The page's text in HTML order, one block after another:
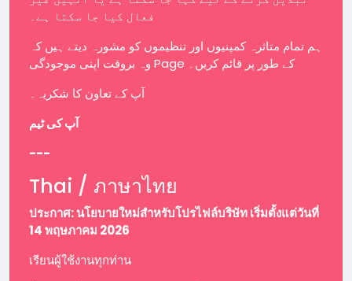
فعال کیا جا سکتا ہے۔
ہم تمام متاثرہ کمپنیوں اور تنظیموں کو مشورہ دیتے ہیں کہ
وہ بروقت اپنی موجودگی Page کے طور پر قائم کریں۔
آپ کے تعاون کا شکریہ۔
آپ کی ٹیم
---
Thai / ภาษาไทย
ประกาศ: นโยบายใหม่สำหรับโปรไฟล์บริษัท เริ่มตั้งแต่วันที่
14 พฤษภาคม 2026
เรียนผู้ใช้งานทุกท่าน